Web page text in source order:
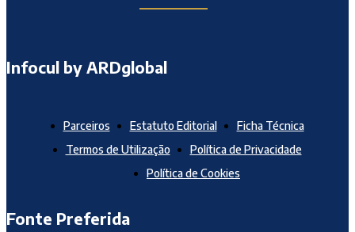
Infocul by ARDglobal
Parceiros Estatuto Editorial
Ficha Técnica
Termos de Utilização
Política de Privacidade
Política de Cookies
Fonte Preferida